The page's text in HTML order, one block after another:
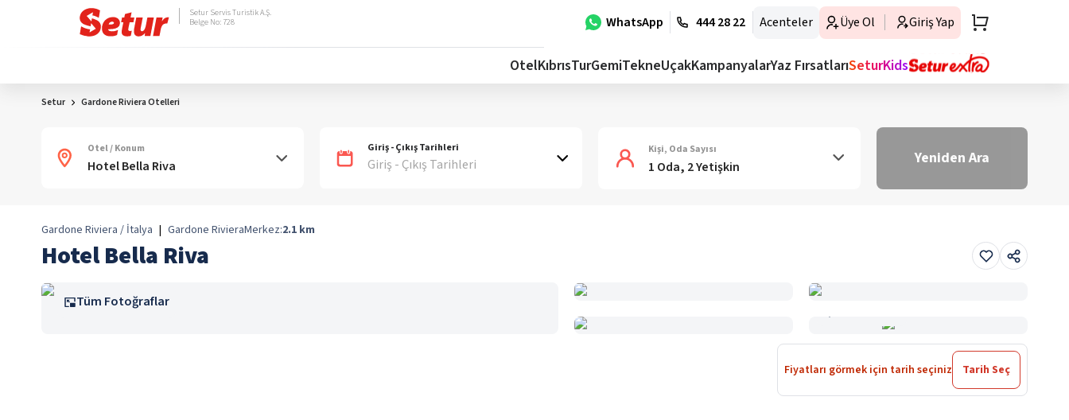
WhatsApp 444 28 22 Acenteler Üye Ol Giriş Yap
Setur Servis Turistik A.Ş.
Belge No: 728
OtelKıbrısTurGemiTekneUçakKampanyalarYaz FırsatlarıSeturKids
Setur Gardone Riviera Otelleri
Otel / Konum Giriş - Çıkış Tarihleri
Giriş - Çıkış Tarihleri
Kişi, Oda Sayısı
1 Oda, 2 Yetişkin Yeniden Ara
Gardone Riviera / İtalya | Gardone RivieraMerkez:2.1 km
Hotel Bella Riva
Tüm Fotoğraflar
Fiyatları görmek için tarih seçiniz Tarih Seç